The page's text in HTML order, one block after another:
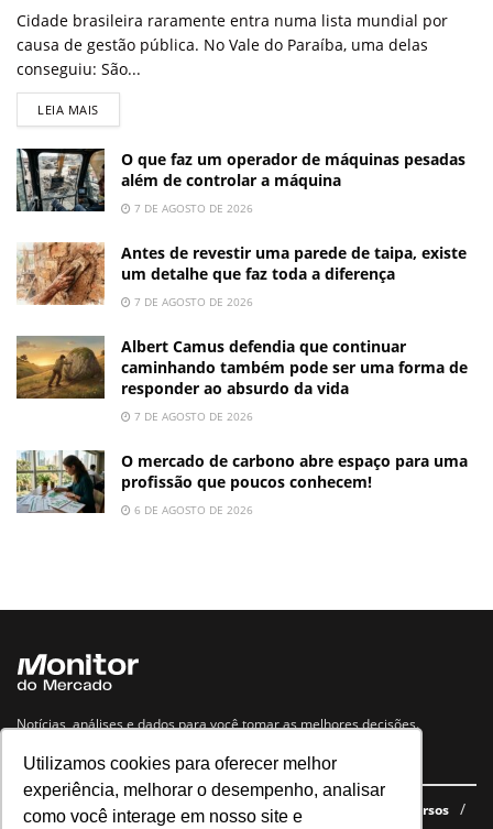
Utilizamos cookies para oferecer melhor
experiência, melhorar o desempenho, analisar
como você interage em nosso site e
Cidade brasileira raramente entra numa lista mundial por
causa de gestão pública. No Vale do Paraíba, uma delas
conseguiu: São...
LEIA MAIS
O que faz um operador de máquinas pesadas
além de controlar a máquina
7 DE AGOSTO DE 2026
Antes de revestir uma parede de taipa, existe
um detalhe que faz toda a diferença
7 DE AGOSTO DE 2026
Albert Camus defendia que continuar
caminhando também pode ser uma forma de
responder ao absurdo da vida
7 DE AGOSTO DE 2026
O mercado de carbono abre espaço para uma
profissão que poucos conhecem!
6 DE AGOSTO DE 2026
Notícias, análises e dados para você tomar as melhores decisões.
Navegue no site
Últimas notícias Quem somos E-books gratuitos
Cursos